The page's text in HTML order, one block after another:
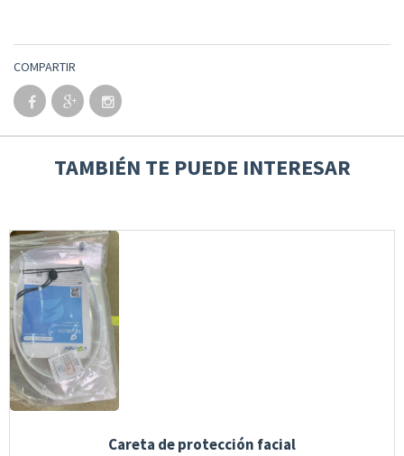
COMPARTIR
TAMBIÉN TE PUEDE INTERESAR
Careta de protección facial